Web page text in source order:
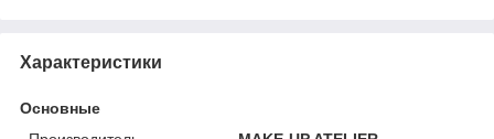
Характеристики
Основные